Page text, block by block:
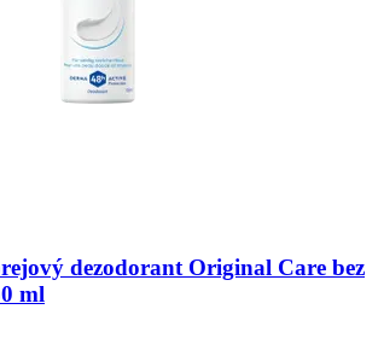
dezodorant Original Care bez
ml